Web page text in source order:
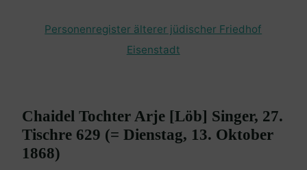
Personenregister älterer jüdischer Friedhof
Eisenstadt
Chaidel Tochter Arje [Löb] Singer, 27.
Tischre 629 (= Dienstag, 13. Oktober
1868)